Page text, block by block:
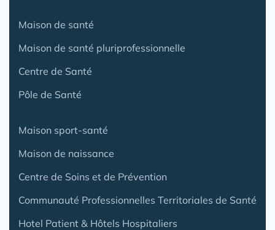
Maison de santé
Maison de santé pluriprofessionnelle
Centre de Santé
Pôle de Santé
Maison sport-santé
Maison de naissance
Centre de Soins et de Prévention
Communauté Professionnelles Territoriales de Santé
Hotel Patient & Hôtels Hospitaliers